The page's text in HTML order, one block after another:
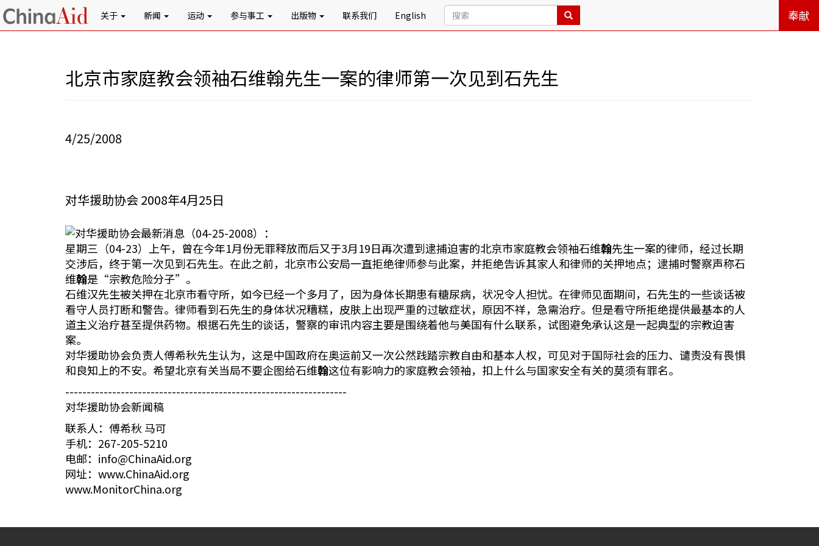
关于 新闻 运动 参与事工 出版物 联系我们 English 奉献
北京市家庭教会领袖石维翰先生一案的律师第一次见到石先生
4/25/2008
对华援助协会 2008年4月25日
对华援助协会最新消息（04-25-2008）：
星期三（04-23）上午，曾在今年1月份无罪释放而后又于3月19日再次遭到逮捕迫害的北京市家庭教会领袖石维翰先生一案的律师，经过长期
交涉后，终于第一次见到石先生。在此之前，北京市公安局一直拒绝律师参与此案，并拒绝告诉其家人和律师的关押地点；逮捕时警察声称石
维翰是“宗教危险分子”。
石维汉先生被关押在北京市看守所，如今已经一个多月了，因为身体长期患有糖尿病，状况令人担忧。在律师见面期间，石先生的一些谈话被
看守人员打断和警告。律师看到石先生的身体状况糟糕，皮肤上出现严重的过敏症状，原因不祥，急需治疗。但是看守所拒绝提供最基本的人
道主义治疗甚至提供药物。根据石先生的谈话，警察的审讯内容主要是围绕着他与美国有什么联系，试图避免承认这是一起典型的宗教迫害
案。
对华援助协会负责人傅希秋先生认为，这是中国政府在奥运前又一次公然践踏宗教自由和基本人权，可见对于国际社会的压力、谴责没有畏惧
和良知上的不安。希望北京有关当局不要企图给石维翰这位有影响力的家庭教会领袖，扣上什么与国家安全有关的莫须有罪名。
------------------------------------------------------------------
对华援助协会新闻稿
联系人：傅希秋 马可
手机：267-205-5210
电邮：info@ChinaAid.org
网址：www.ChinaAid.org
www.MonitorChina.org